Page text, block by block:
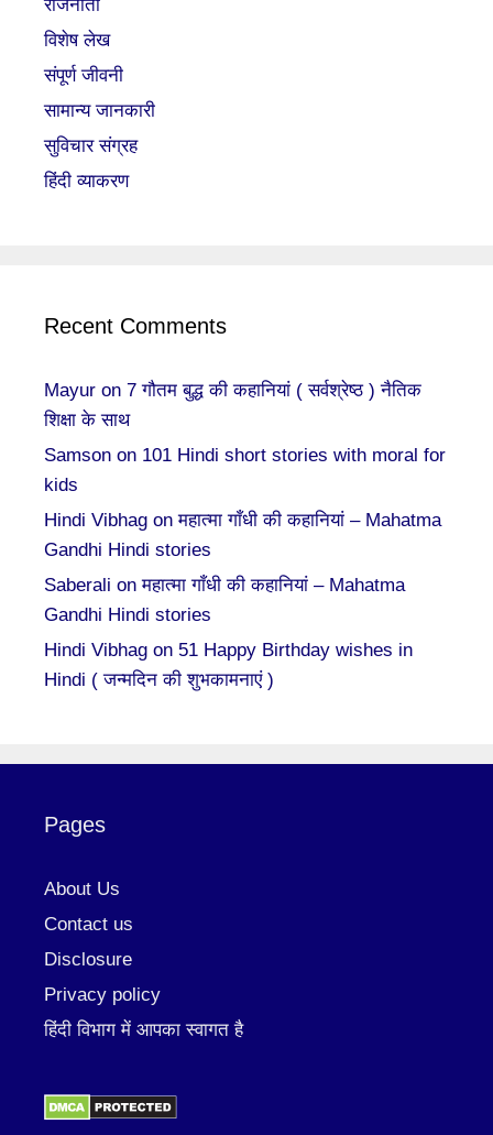
राजनीती
विशेष लेख
संपूर्ण जीवनी
सामान्य जानकारी
सुविचार संग्रह
हिंदी व्याकरण
Recent Comments
Mayur on 7 गौतम बुद्ध की कहानियां ( सर्वश्रेष्ठ ) नैतिक
शिक्षा के साथ
Samson on 101 Hindi short stories with moral for
kids
Hindi Vibhag onमहात्मा गाँधी की कहानियां – Mahatma
Gandhi Hindi stories
Saberali onमहात्मा गाँधी की कहानियां – Mahatma
Gandhi Hindi stories
Hindi Vibhag on 51 Happy Birthday wishes in
Hindi ( जन्मदिन की शुभकामनाएं )
Pages
About Us
Contact us
Disclosure
Privacy policy
हिंदी विभाग में आपका स्वागत है